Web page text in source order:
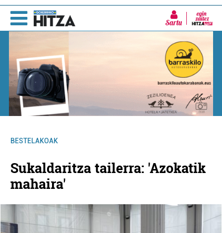
Sartu
BESTELAKOAK
Sukaldaritza tailerra: 'Azokatik
mahaira'